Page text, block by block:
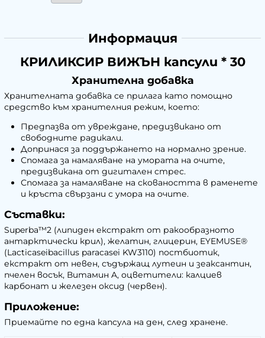
Информация
КРИЛИКСИР ВИЖЪН капсули * 30
Хранителна добавка
Хранителната добавка се прилага като помощно
средство към хранителния режим, което:
Предпазва от увреждане, предизвикано от
свободните радикали.
Допринася за поддържането на нормално зрение.
Спомага за намаляване на умората на очите,
предизвикана от дигитален стрес.
Спомага за намаляване на сковаността в раменете
и кръста свързани с умора на очите.
Съставки:
Superba™2 (липиден екстракт от ракообразното
антарктически крил), желатин, глицерин, EYEMUSE®
(Lacticaseibacillus paracasei KW3110) постбиотик,
екстракт от невен, съдържащ лутеин и зеаксантин,
пчелен восък, Витамин A, оцветители: калциев
карбонат и железен оксид (червен).
Приложение:
Приемайте по една капсула на ден, след хранене.